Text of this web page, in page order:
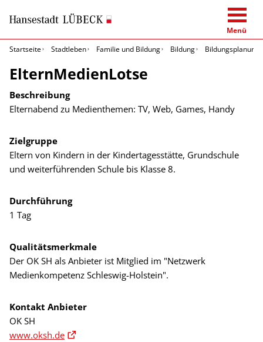
Menü
Startseite
Stadtleben Familie und Bildung Bildung Bildungsplanung
ElternMedienLotse
Beschreibung
Elternabend zu Medienthemen: TV, Web, Games, Handy
Zielgruppe
Eltern von Kindern in der Kindertagesstätte, Grundschule
und weiterführenden Schule bis Klasse 8.
Durchführung
1 Tag
Qualitätsmerkmale
Der OK SH als Anbieter ist Mitglied im "Netzwerk
Medienkompetenz Schleswig-Holstein".
Kontakt Anbieter
OK SH
www.oksh.de